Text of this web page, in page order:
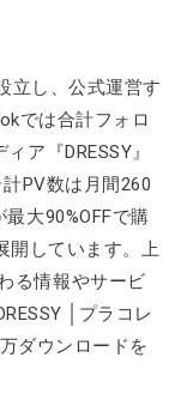
立し、公式運営す
では合計フォロ
ア『DRESSY』
PV数は月間260
大90%OFFで購
開しています。上
る情報やサービ
│プラコレ
ダウンロードを